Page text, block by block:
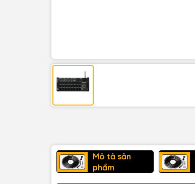
Mô tả sản
phẩm